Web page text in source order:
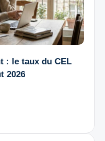
: le taux du CEL
2026